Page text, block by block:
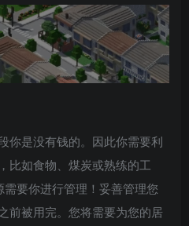
你是没有钱的。因此你需要利
比如食物、煤炭或熟练的工
需要你进行管理！妥善管理您
前被用完。您将需要为您的居